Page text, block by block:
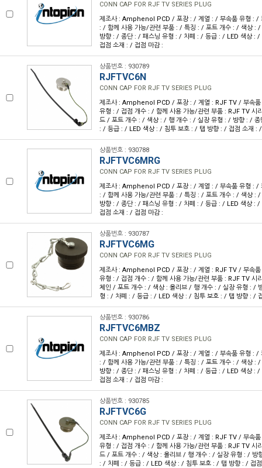
CONN CAP FOR RJF TV SERIES PLUG
제조사 : Amphenol PCD / 포장 : / 계열 : / 부속품 유형 : /
: / 함께 사용 가능/관련 부품 : / 특징 : / 포트 개수 : / 색상 :
방향 : / 종단 : / 패스닝 유형 : / 차폐 : / 등급 : / LED 색상 :
접점 소재 : / 접점 마감 :
상품번호 : 930789
RJFTVC6N
CONN CAP FOR RJF TV SERIES PLUG
제조사 : Amphenol PCD / 포장 : / 계열 : RJF TV / 부속품
유형 : / 접점 개수 : / 함께 사용 가능/관련 부품 : RJF TV 시
드 / 포트 개수 : / 색상 : / 행 개수 : / 실장 유형 : / 방향 : /
: / 등급 : / LED 색상 : / 침투 보호 : / 탭 방향 : / 접점 소재 :
상품번호 : 930788
RJFTVC6MRG
CONN CAP FOR RJF TV SERIES PLUG
제조사 : Amphenol PCD / 포장 : / 계열 : / 부속품 유형 : /
: / 함께 사용 가능/관련 부품 : / 특징 : / 포트 개수 : / 색상 :
방향 : / 종단 : / 패스닝 유형 : / 차폐 : / 등급 : / LED 색상 :
접점 소재 : / 접점 마감 :
상품번호 : 930787
RJFTVC6MG
CONN CAP FOR RJF TV SERIES PLUG
제조사 : Amphenol PCD / 포장 : / 계열 : RJF TV / 부속품
유형 : / 접점 개수 : / 함께 사용 가능/관련 부품 : RJF TV 시
체인 / 포트 개수 : / 색상 : 올리브 / 행 개수 : / 실장 유형 : /
형 : / 차폐 : / 등급 : / LED 색상 : / 침투 보호 : / 탭 방향 : /
상품번호 : 930786
RJFTVC6MBZ
CONN CAP FOR RJF TV SERIES PLUG
제조사 : Amphenol PCD / 포장 : / 계열 : / 부속품 유형 : /
: / 함께 사용 가능/관련 부품 : / 특징 : / 포트 개수 : / 색상 :
방향 : / 종단 : / 패스닝 유형 : / 차폐 : / 등급 : / LED 색상 :
접점 소재 : / 접점 마감 :
상품번호 : 930785
RJFTVC6G
CONN CAP FOR RJF TV SERIES PLUG
제조사 : Amphenol PCD / 포장 : / 계열 : RJF TV / 부속품
유형 : / 접점 개수 : / 함께 사용 가능/관련 부품 : RJF TV 시
드 / 포트 개수 : / 색상 : 올리브 / 행 개수 : / 실장 유형 : / 방
: / 차폐 : / 등급 : / LED 색상 : / 침투 보호 : / 탭 방향 : / 접